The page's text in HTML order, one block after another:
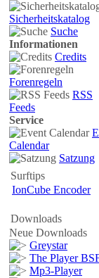
Sicherheitskatalog
Suche
Informationen
Credits
Forenregeln
RSS
Feeds
Service
Calendar
Satzung
Surftips
IonCube Encoder
Downloads
Neue Downloads
Greystar
The Player
Mp3-Player